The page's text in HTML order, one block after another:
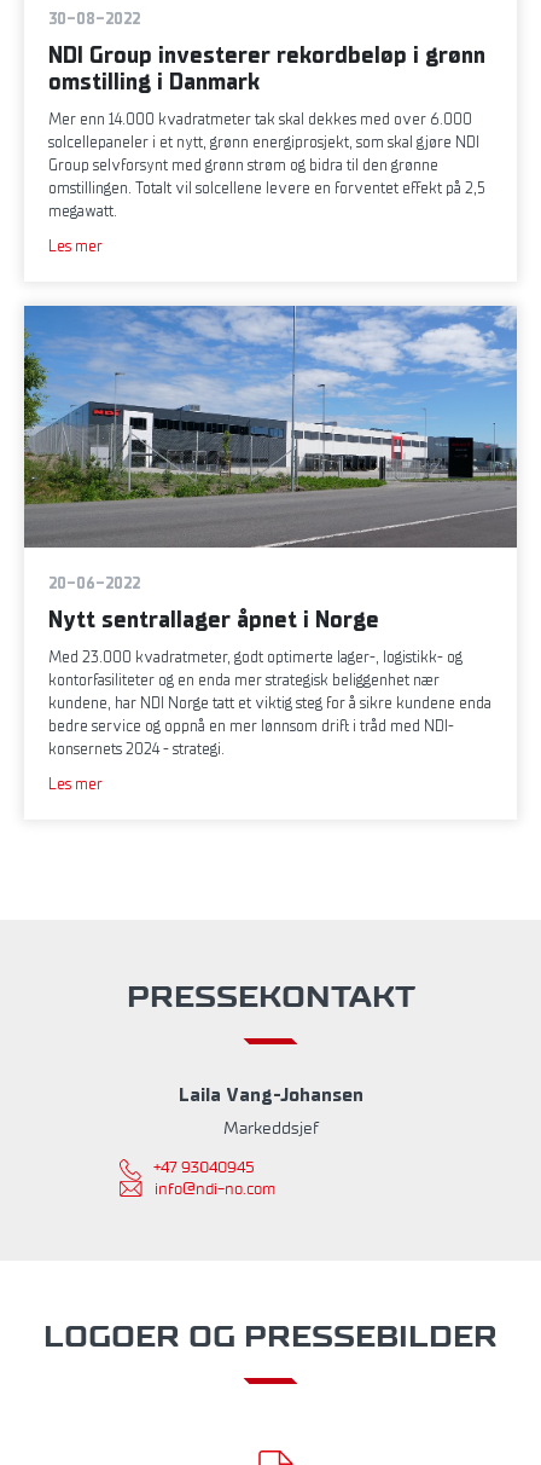
30-08-2022
NDI Group investerer rekordbeløp i grønn
omstilling i Danmark
Mer enn 14.000 kvadratmeter tak skal dekkes med over 6.000
solcellepaneler i et nytt, grønn energiprosjekt, som skal gjøre NDI
Group selvforsynt med grønn strøm og bidra til den grønne
omstillingen. Totalt vil solcellene levere en forventet effekt på 2,5
megawatt.
Les mer
20-06-2022
Nytt sentrallager åpnet i Norge
Med 23.000 kvadratmeter, godt optimerte lager-, logistikk- og
kontorfasiliteter og en enda mer strategisk beliggenhet nær
kundene, har NDI Norge tatt et viktig steg for å sikre kundene enda
bedre service og oppnå en mer lønnsom drift i tråd med NDI-
konsernets 2024 - strategi.
Les mer
PRESSEKONTAKT
Laila Vang-Johansen
Markeddsjef
+47 93040945
info@ndi-no.com
LOGOER OG PRESSEBILDER